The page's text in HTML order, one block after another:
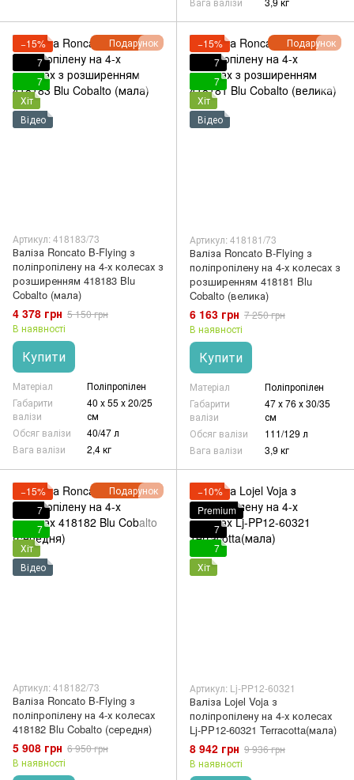
Подарунок
−15%
7
7
Хіт
Відео
Артикул: 418183/73
Валіза Roncato B-Flying з
поліпропілену на 4-х колесах з
розширенням 418183 Blu
Cobalto (мала)
4 378 грн 5 150 грн
В наявності
Купити
Матеріал
Поліпропілен
Габарити
валізи
40 x 55 x 20/25
см
Обсяг валізи
40/47 л
Вага валізи
2,4 кг
Подарунок
−15%
7
7
Хіт
Відео
Артикул: 418181/73
Валіза Roncato B-Flying з
поліпропілену на 4-х колесах з
розширенням 418181 Blu
Cobalto (велика)
6 163 грн 7 250 грн
В наявності
Купити
Матеріал
Поліпропілен
Габарити
валізи
47 х 76 х 30/35
см
Обсяг валізи
111/129 л
Вага валізи
3,9 кг
Подарунок
−15%
7
7
Хіт
Відео
Артикул: 418182/73
Валіза Roncato B-Flying з
поліпропілену на 4-х колесах
418182 Blu Cobalto (середня)
5 908 грн 6 950 грн
В наявності
−10%
Premium
7
7
Хіт
Артикул: Lj-PP12-60321
Валіза Lojel Voja з
поліпропілену на 4-х колесах
Lj-PP12-60321 Terracotta(мала)
8 942 грн 9 936 грн
В наявності